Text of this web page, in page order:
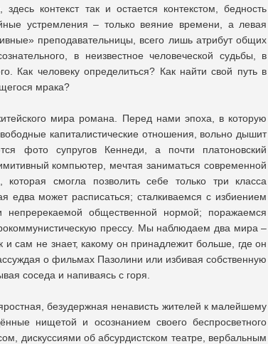
контекст так и остается контекстом, бедность
устремления – только веяние времени, а левая
преподавательницы, всего лишь атрибут общих
в неизвестное человеческой судьбы, в
Как человеку определиться? Как найти свой путь в
мрака?
мира романа. Перед нами эпоха, в которую
капиталистические отношения, вольно дышит
фото супругов Кеннеди, а почти платоновский
компьютер, мечтая заниматься современной
смогла позволить себе только три класса
едва может расписаться; сталкиваемся с избиением
общественной нормой; поражаемся
прессу. Мы наблюдаем два мира –
сам не знает, какому он принадлежит больше, где он
о фильмах Пазолини или избивая собственную
соседа и напиваясь с горя.
безудержная ненависть жителей к малейшему
нищетой и осознанием своего беспросветного
дискуссиями об абсурдистском театре, вербальным